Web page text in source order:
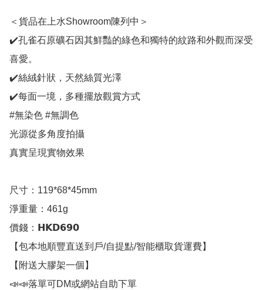
＜貨品在上水Showroom陳列中＞
✔️孔雀石原礦石因其鮮豔的綠色和獨特的紋路和外觀而深受
喜愛。
✔️絲絨針狀，天然絲質光澤
✔️每面一境，多種擺放觀賞方式
#無染色 #無調色
光源從多角度拍攝
真實呈現實物效果
尺寸：119*68*45mm
淨重量：461g
價錢：𝗛𝗞𝗗𝟲𝟵𝟬
【包本地順豐直送到戶/自提點/智能櫃取貨運費】
【附送大膠架一個】
📣📣落單可DM或網站自助下單